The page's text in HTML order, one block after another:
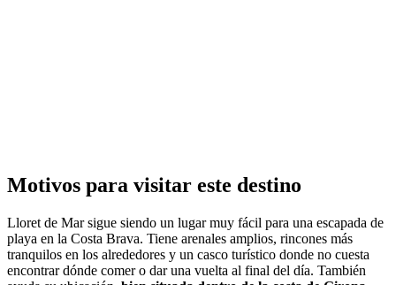
Motivos para visitar este destino
Lloret de Mar sigue siendo un lugar muy fácil para una escapada de
playa en la Costa Brava. Tiene arenales amplios, rincones más
tranquilos en los alrededores y un casco turístico donde no cuesta
encontrar dónde comer o dar una vuelta al final del día. También